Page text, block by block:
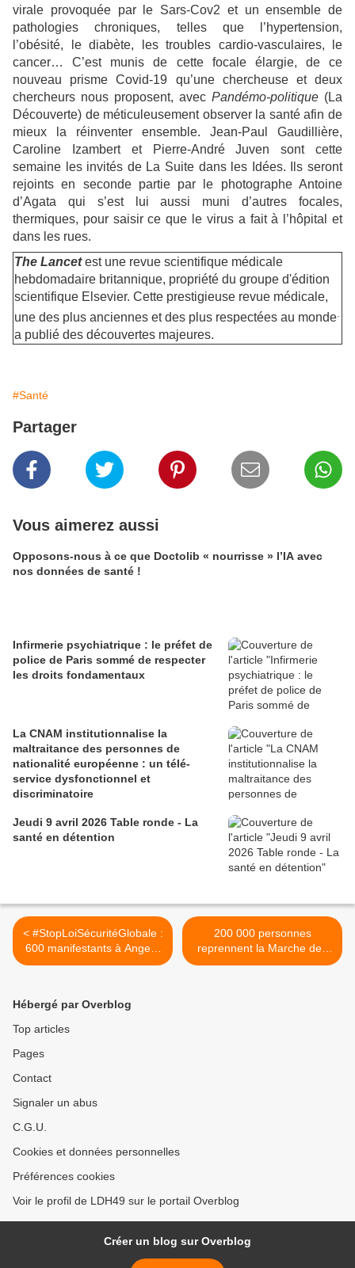
virale provoquée par le Sars-Cov2 et un ensemble de
pathologies chroniques, telles que l’hypertension,
l’obésité, le diabète, les troubles cardio-vasculaires, le
cancer… C’est munis de cette focale élargie, de ce
nouveau prisme Covid-19 qu’une chercheuse et deux
chercheurs nous proposent, avec Pandémo-politique (La
Découverte) de méticuleusement observer la santé afin de
mieux la réinventer ensemble. Jean-Paul Gaudillière,
Caroline Izambert et Pierre-André Juven sont cette
semaine les invités de La Suite dans les Idées. Ils seront
rejoints en seconde partie par le photographe Antoine
d’Agata qui s’est lui aussi muni d’autres focales,
thermiques, pour saisir ce que le virus a fait à l’hôpital et
dans les rues.
The Lancetest une revue scientifique médicale
hebdomadaire britannique, propriété du groupe d'édition
scientifique Elsevier. Cette prestigieuse revue médicale,
une des plus anciennes et des plus respectées au monde
a publié des découvertes majeures.
#Santé
Partager
Vous aimerez aussi
Opposons-nous à ce que Doctolib « nourrisse » l’IA avec
nos données de santé !
Infirmerie psychiatrique : le préfet de
police de Paris sommé de respecter
les droits fondamentaux
La CNAM institutionnalise la
maltraitance des personnes de
nationalité européenne : un télé-
service dysfonctionnel et
discriminatoire
Jeudi 9 avril 2026 Table ronde - La
santé en détention
< #StopLoiSécuritéGlobale :
600 manifestants à Angers
ce 16 janvier
200 000 personnes
reprennent la Marche des
libertés >
Hébergé par Overblog
Top articles
Pages
Contact
Signaler un abus
C.G.U.
Cookies et données personnelles
Préférences cookies
Voir le profil de LDH49 sur le portail Overblog
Créer un blog sur Overblog